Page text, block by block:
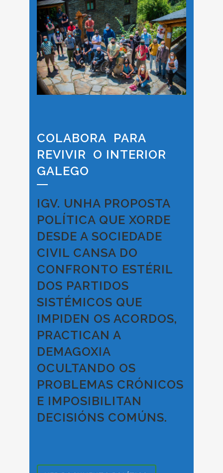
COLABORA PARA
REVIVIR O INTERIOR
GALEGO
IGV. UNHA PROPOSTA
POLÍTICA QUE XORDE
DESDE A SOCIEDADE
CIVIL CANSA DO
CONFRONTO ESTÉRIL
DOS PARTIDOS
SISTÉMICOS QUE
IMPIDEN OS ACORDOS,
PRACTICAN A
DEMAGOXIA
OCULTANDO OS
PROBLEMAS CRÓNICOS
E IMPOSIBILITAN
DECISIÓNS COMÚNS.